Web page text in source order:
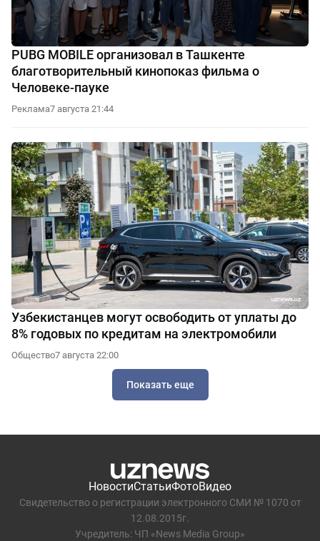
PUBG MOBILE организовал в Ташкенте
благотворительный кинопоказ фильма о
Человеке-пауке
Реклама7 августа 21:44
Узбекистанцев могут освободить от уплаты до
8% годовых по кредитам на электромобили
Общество7 августа 22:00
Показать еще
НовостиСтатьиФотоВидео
Свидетельство о регистрации электронного СМИ № 1070 от
12.08.2015г.
Учредитель: ЧП «News Media Group»